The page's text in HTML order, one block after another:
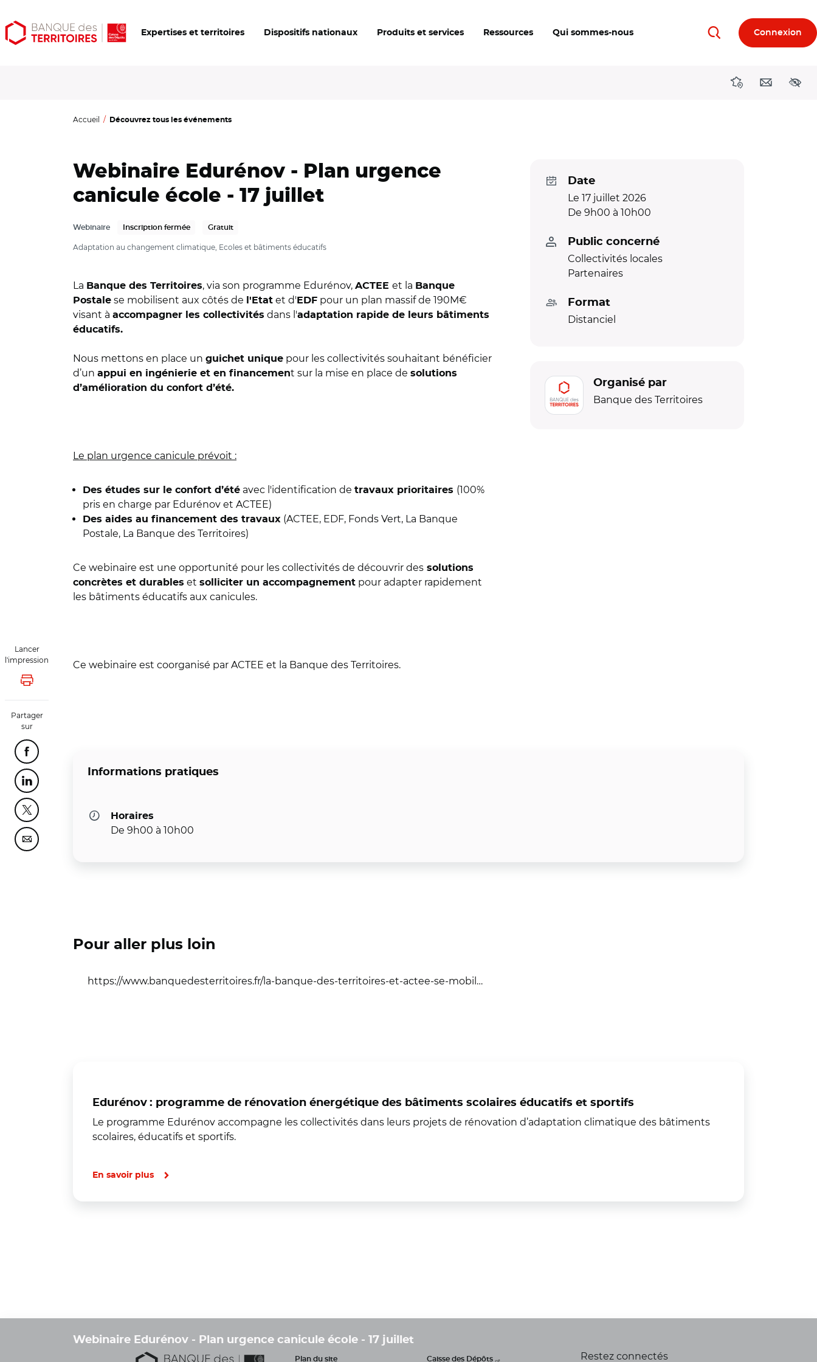
Aller
au
Aller
au
Ouvrir
les
Expertises et territoires Dispositifs nationaux Produits et services Ressources Qui sommes-nous RechercherConnexion
DirectionsContact
Accueil Découvrez tous les événements
Webinaire Edurénov - Plan urgence
canicule école - 17 juillet
Webinaire Inscription fermée Gratuit
Adaptation au changement climatique, Ecoles et bâtiments éducatifs
Lancer
l'impression
Lancer l'impression
Partager
sur
Partager cette page sur Facebook
Partager cette page sur Linkedin
Partager cette page sur Twitter
Partager cette page sur Courriel
La Banque des Territoires, via son programme Edurénov, ACTEE et la Banque
Postale se mobilisent aux côtés de l'Etat et d' EDF pour un plan massif de 190M€
visant à accompagner les collectivités dans l'adaptation rapide de leurs bâtiments
éducatifs.
Nous mettons en place un guichet unique pour les collectivités souhaitant bénéficier
d’un appui en ingénierie et en financement sur la mise en place de solutions
d’amélioration du confort d’été.
Le plan urgence canicule prévoit :
Des études sur le confort d’été avec l'identification de travaux prioritaires (100%
pris en charge par Edurénov et ACTEE)
Des aides au financement des travaux (ACTEE, EDF, Fonds Vert, La Banque
Postale, La Banque des Territoires)
Ce webinaire est une opportunité pour les collectivités de découvrir des solutions
concrètes et durables et solliciter un accompagnement pour adapter rapidement
les bâtiments éducatifs aux canicules.
Ce webinaire est coorganisé par ACTEE et la Banque des Territoires.
Date
Le 17 juillet 2026
De 9h00 à 10h00
Public concerné
Collectivités locales
Partenaires
Format
Distanciel
Organisé par
Banque des Territoires
Informations pratiques
Horaires
De 9h00 à 10h00
Pour aller plus loin
https://www.banquedesterritoires.fr/la-banque-des-territoires-et-actee-se-mobil…
Edurénov : programme de rénovation énergétique des bâtiments scolaires éducatifs et sportifs
Le programme Edurénov accompagne les collectivités dans leurs projets de rénovation d’adaptation climatique des bâtiments
scolaires, éducatifs et sportifs.
En savoir plus
Webinaire Edurénov - Plan urgence canicule école - 17 juillet
Plan du site Caisse des Dépôts Restez connectés